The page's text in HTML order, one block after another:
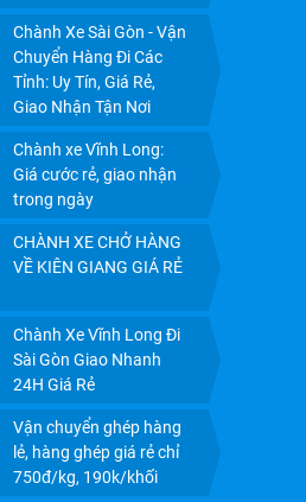
Chành Xe Sài Gòn - Vận
Chuyển Hàng Đi Các
Tỉnh: Uy Tín, Giá Rẻ,
Giao Nhận Tận Nơi
Chành xe Vĩnh Long:
Giá cước rẻ, giao nhận
trong ngày
CHÀNH XE CHỞ HÀNG
VỀ KIÊN GIANG GIÁ RẺ
Chành Xe Vĩnh Long Đi
Sài Gòn Giao Nhanh
24H Giá Rẻ
Vận chuyển ghép hàng
lẻ, hàng ghép giá rẻ chỉ
750đ/kg, 190k/khối